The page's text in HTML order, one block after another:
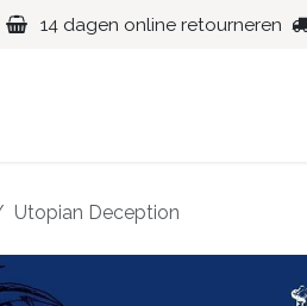
14 dagen online retourneren
Utopian Deception